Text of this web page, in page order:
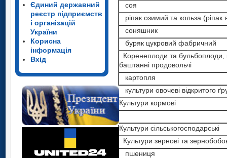
Єдиний державний
реєстр підприємств
і організацій
України
Корисна
інформація
Вхід
соя
ріпак озимий та кольза (ріпак
соняшник
буряк цукровий фабричний
Коренеплоди та бульбоплоди,
баштанні продовольчі
картопля
культури овочеві відкритого
Культури кормові
Культури сільськогосподарські
Культури зернові та
пшениця